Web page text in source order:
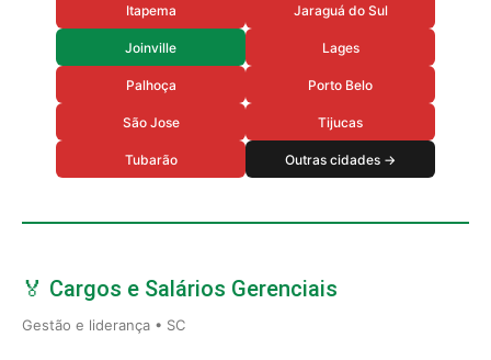
Itapema Jaraguá do Sul
Joinville Lages
Palhoça Porto Belo
São Jose Tijucas
Tubarão Outras cidades →
🏅 Cargos e Salários Gerenciais
Gestão e liderança • SC